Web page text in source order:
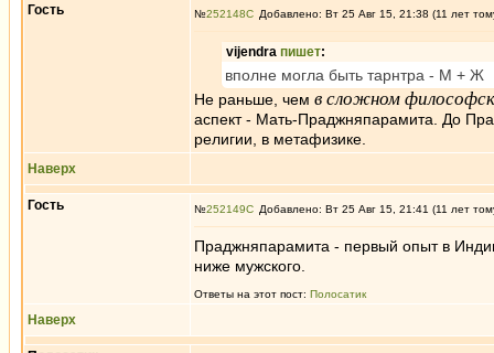
Гость №252148 Добавлено: Вт 25 Авг 15, 21:38 (11 лет
vijendra пишет:
вполне могла быть тарнтра - М + Ж
Не раньше, чем в сложном
аспект - Мать-Праджняпарамита. До
религии, в метафизике.
Наверх
Гость №252149 Добавлено: Вт 25 Авг 15, 21:41 (11 лет
Праджняпарамита - первый опыт в
ниже мужского.
Ответы на этот пост: Полосатик
Наверх